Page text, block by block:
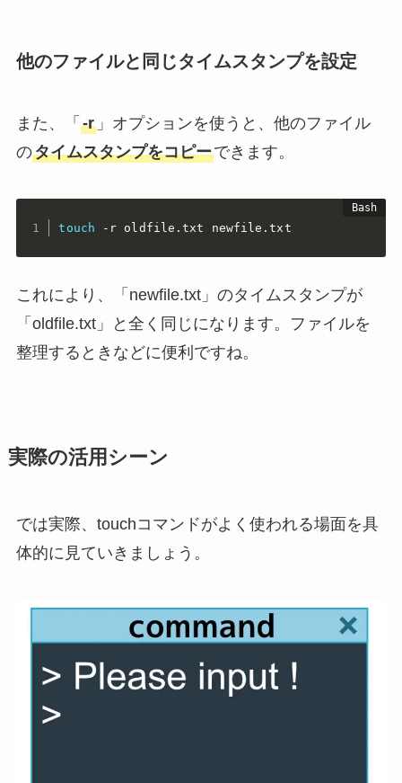
他のファイルと同じタイムスタンプを設定
また、「 -r」オプションを使うと、他のファイル
のタイムスタンプをコピーできます。
touch -r oldfile.txt newfile.txt
これにより、「newfile.txt」のタイムスタンプが
「oldfile.txt」と全く同じになります。ファイルを
整理するときなどに便利ですね。
実際の活用シーン
では実際、touchコマンドがよく使われる場面を具
体的に見ていきましょう。